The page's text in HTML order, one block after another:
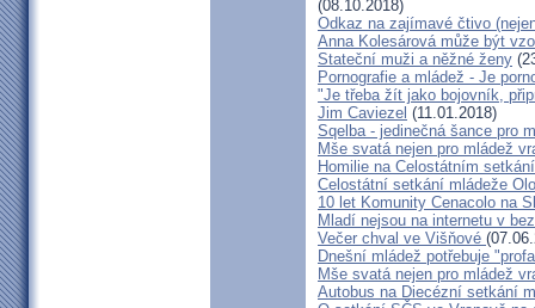
(08.10.2018)
Odkaz na zajímavé čtivo
Anna Kolesárová může být
Stateční muži a něžné ženy
Pornografie a mládež - Je
"Je třeba žít jako bojovník,
Jim Caviezel (11.01.2018)
Sqelba - jedinečná šance pro
Mše svatá nejen pro mládež
Homilie na Celostátním
Celostátní setkání mládeže
10 let Komunity Cenacolo na
Mladí nejsou na internetu v
Večer chval ve Višňové
Dnešní mládež potřebuje
Mše svatá nejen pro mládež
Autobus na Diecézní setkání